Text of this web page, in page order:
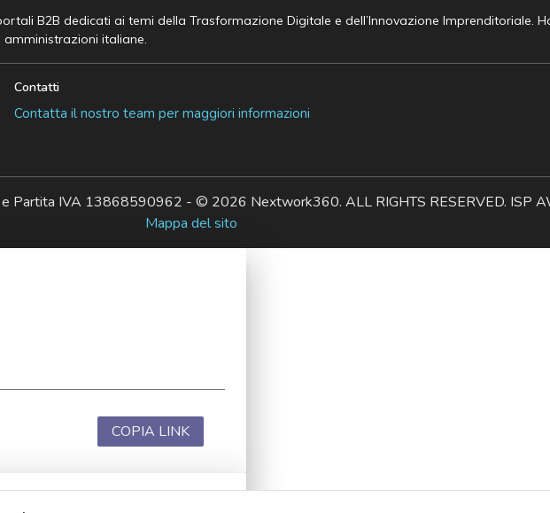
B2B dedicati ai temi della Trasformazione Digitale e dell’Innovazione Imprenditoriale.
italiane.
Contatti
Contatta il nostro team per maggiori informazioni
Partita IVA 13868590962 - © 2026 Nextwork360. ALL RIGHTS RESERVED. ISP
Mappa del sito
COPIA LINK